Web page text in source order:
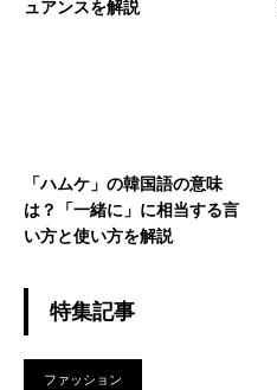
ュアンスを解説
「ハムケ」の韓国語の意味
は？「一緒に」に相当する言
い方と使い方を解説
特集記事
ファッション